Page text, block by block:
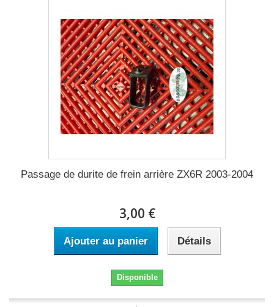
Passage de durite de frein arrière ZX6R 2003-2004
3,00 €
Ajouter au panier Détails
Disponible